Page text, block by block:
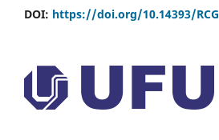
DOI: https://doi.org/10.14393/RCG